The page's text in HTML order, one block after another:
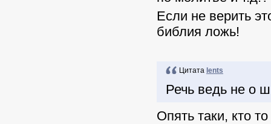
Если не верить
библия ложь!
Цитата lents
Речь ведь не о
Опять таки, кто